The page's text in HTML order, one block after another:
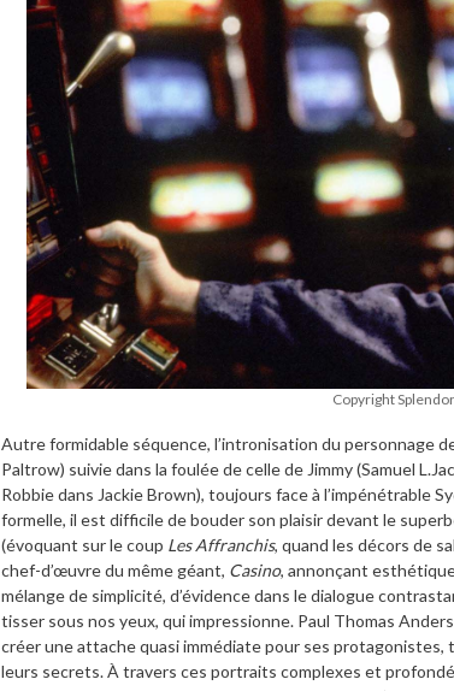
Copyright
Autre formidable séquence, l’intronisation du personnage
Paltrow) suivie dans la foulée de celle de Jimmy (Samuel
Robbie dans Jackie Brown), toujours face à l’impénétrable
formelle, il est difficile de bouder son plaisir devant le
(évoquant sur le coup Les Affranchis, quand les décors de
chef-d’œuvre du même géant, Casino, annonçant
mélange de simplicité, d’évidence dans le dialogue
tisser sous nos yeux, qui impressionne. Paul Thomas
créer une attache quasi immédiate pour ses
leurs secrets. À travers ces portraits complexes et